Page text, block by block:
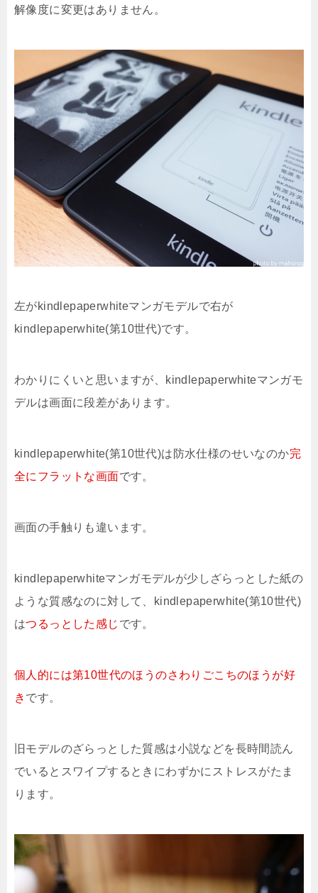
解像度に変更はありません。
左がkindlepaperwhiteマンガモデルで右が
kindlepaperwhite(第10世代)です。
わかりにくいと思いますが、kindlepaperwhiteマンガモ
デルは画面に段差があります。
kindlepaperwhite(第10世代)は防水仕様のせいなのか完
全にフラットな画面です。
画面の手触りも違います。
kindlepaperwhiteマンガモデルが少しざらっとした紙の
ような質感なのに対して、kindlepaperwhite(第10世代)
はつるっとした感じ です。
個人的には第10世代のほうのさわりごこちのほうが好
き です。
旧モデルのざらっとした質感は小説などを長時間読ん
でいるとスワイプするときにわずかにストレスがたま
ります。